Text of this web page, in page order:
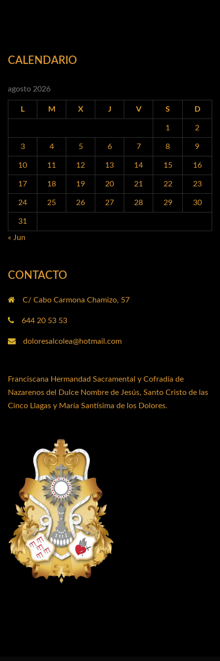
CALENDARIO
agosto 2026
L M X J V S D
1 2
3 4 5 6 7 8 9
10 11 12 13 14 15 16
17 18 19 20 21 22 23
24 25 26 27 28 29 30
31
« Jun
CONTACTO
C/ Cabo Carmona Chamizo, 57
644 20 53 53
doloresalcolea@hotmail.com
Franciscana Hermandad Sacramental y Cofradía de
Nazarenos del Dulce Nombre de Jesús, Santo Cristo de las
Cinco Llagas y María Santísima de los Dolores.